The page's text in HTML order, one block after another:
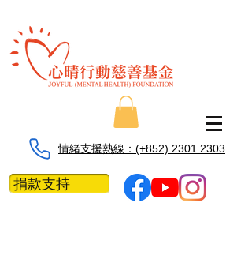
情緒支援熱線：​​(+852) 2301 2303
捐款支持